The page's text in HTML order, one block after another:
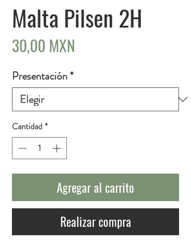
Malta Pilsen 2H
30,00 MXN
Presentación*
Cantidad *
Agregar al carrito
Realizar compra